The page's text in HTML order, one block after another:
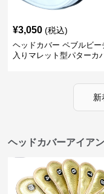
¥3,050 (税込)
ヘッドカバー ペブルビー
入りマレット型パターカ
新
ヘッドカバーアイア